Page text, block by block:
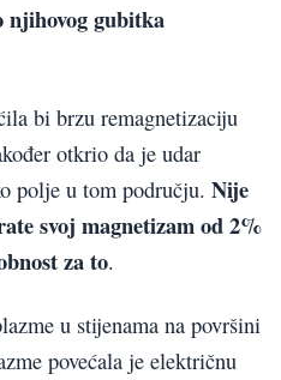
njihovog gubitka
bi brzu remagnetizaciju
otkrio da je udar
polje u tom području. Nije
svoj magnetizam od 2%
za to.
u stijenama na površini
povećala je električnu